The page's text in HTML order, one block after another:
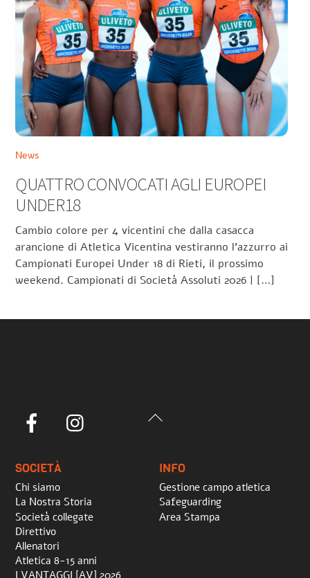
News
QUATTRO CONVOCATI AGLI EUROPEI
UNDER18
Cambio colore per 4 vicentini che dalla casacca
arancione di Atletica Vicentina vestiranno l’azzurro ai
Campionati Europei Under 18 di Rieti, il prossimo
weekend. Campionati di Società Assoluti 2026 | […]
Back
Facebook
SOCIETÀ
Chi siamo
La Nostra Storia
Società collegate
Direttivo
Allenatori
Atletica 8-15 anni
INFO
Gestione campo atletica
Safeguarding
Area Stampa